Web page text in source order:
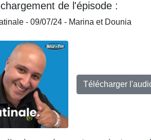
de l'épisode :
- 09/07/24 - Marina et Dounia
Télécharger